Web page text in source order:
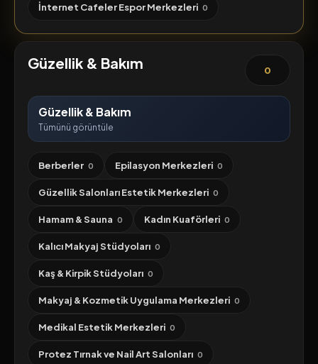
İnternet Cafeler Espor Merkezleri 0
Güzellik & Bakım 0
Güzellik & Bakım
Tümünü görüntüle
Berberler 0 Epilasyon Merkezleri 0
Güzellik Salonları Estetik Merkezleri 0
Hamam & Sauna 0 Kadın Kuaförleri 0
Kalıcı Makyaj Stüdyoları 0
Kaş & Kirpik Stüdyoları 0
Makyaj & Kozmetik Uygulama Merkezleri 0
Medikal Estetik Merkezleri 0
Protez Tırnak ve Nail Art Salonları 0